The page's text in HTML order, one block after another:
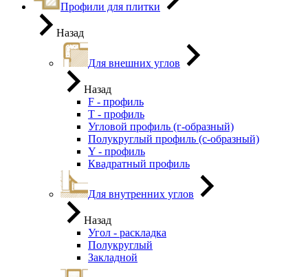
Профили для плитки
Назад
Для внешних углов
Назад
F - профиль
Т - профиль
Угловой профиль (г-образный)
Полукруглый профиль (с-образный)
Y - профиль
Квадратный профиль
Для внутренних углов
Назад
Угол - раскладка
Полукруглый
Закладной